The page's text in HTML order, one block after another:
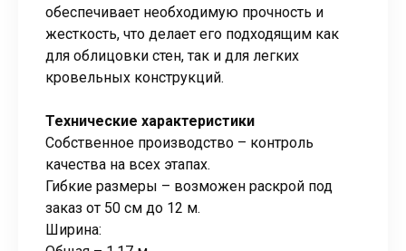
обеспечивает необходимую прочность и
жесткость, что делает его подходящим как
для облицовки стен, так и для легких
кровельных конструкций.
Технические характеристики
Собственное производство – контроль
качества на всех этапах.
Гибкие размеры – возможен раскрой под
заказ от 50 см до 12 м.
Ширина: